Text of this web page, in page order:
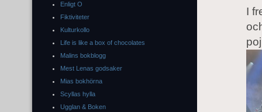
I
Enligt O
Fiktiviteter
Kulturkollo
Life is like a box of chocolates
Malins bokblogg
Mest Lenas godsaker
Mias bokhörna
Scyllas hylla
Ugglan & Boken